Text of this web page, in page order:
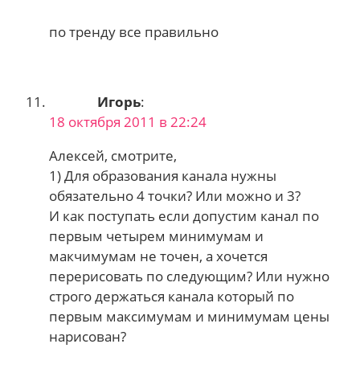
по тренду все правильно
Игорь:
18 октября 2011 в 22:24
Алексей, смотрите,
1) Для образования канала нужны
обязательно 4 точки? Или можно и 3?
И как поступать если допустим канал по
первым четырем минимумам и
макчимумам не точен, а хочется
перерисовать по следующим? Или нужно
строго держаться канала который по
первым максимумам и минимумам цены
нарисован?